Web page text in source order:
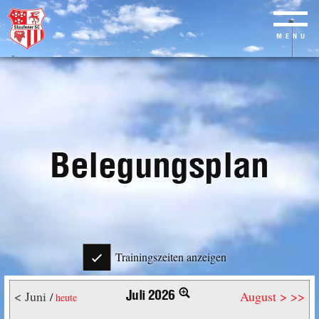
Skip
to
MENU
Belegungsplan
Trainingszeiten anzeigen
< Juni/heute Juli 2026 August > >>